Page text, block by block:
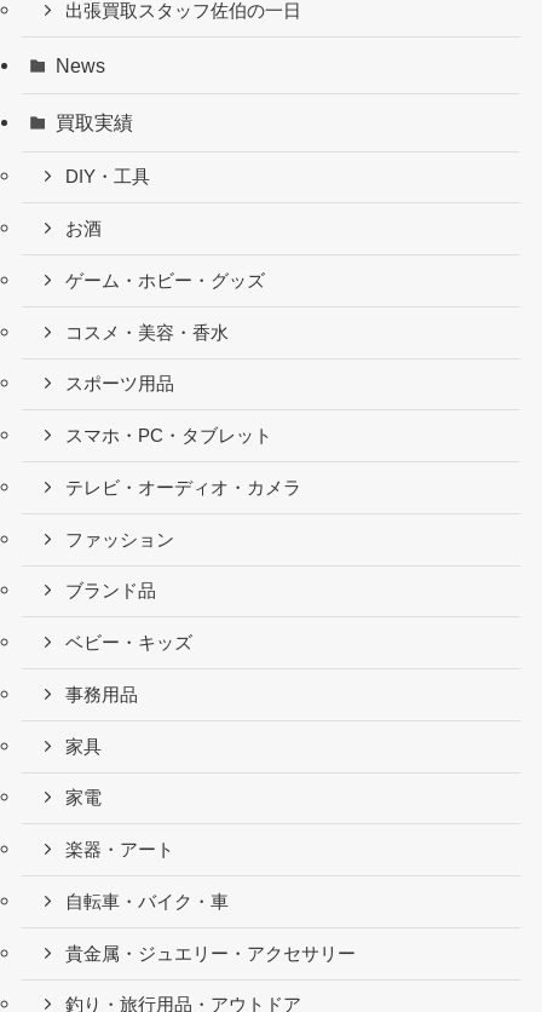
出張買取スタッフ佐伯の一日
News
買取実績
DIY・工具
お酒
ゲーム・ホビー・グッズ
コスメ・美容・香水
スポーツ用品
スマホ・PC・タブレット
テレビ・オーディオ・カメラ
ファッション
ブランド品
ベビー・キッズ
事務用品
家具
家電
楽器・アート
自転車・バイク・車
貴金属・ジュエリー・アクセサリー
釣り・旅行用品・アウトドア